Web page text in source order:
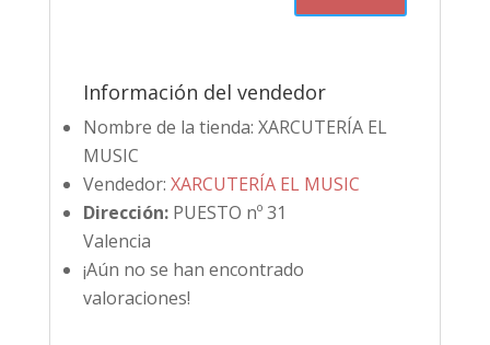
Información del vendedor
Nombre de la tienda: XARCUTERÍA EL
MUSIC
Vendedor: XARCUTERÍA EL MUSIC
Dirección: PUESTO nº 31
Valencia
¡Aún no se han encontrado
valoraciones!